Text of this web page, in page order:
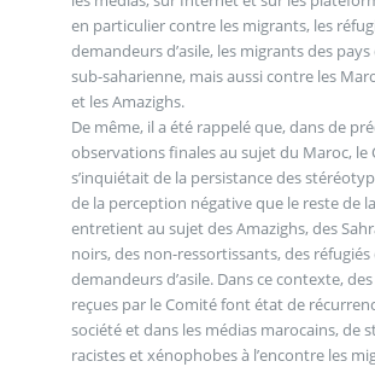
en particulier contre les migrants, les
demandeurs d’asile, les migrants des pays
sub-saharienne, mais aussi contre les
et les Amazighs.
De même, il a été rappelé que, dans de
observations finales au sujet du Maroc, le
s’inquiétait de la persistance des
de la perception négative que le reste de
entretient au sujet des Amazighs, des
noirs, des non-ressortissants, des réfugiés
demandeurs d’asile. Dans ce contexte,
reçues par le Comité font état de
société et dans les médias marocains, de
racistes et xénophobes à l’encontre les